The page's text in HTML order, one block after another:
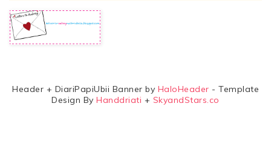
Header + DiariPapiUbii Banner by HaloHeader - Template
Design By Handdriati + SkyandStars.co